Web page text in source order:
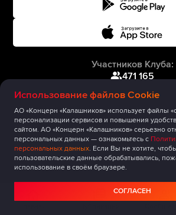
Использование файлов Cookie
АО «Концерн «Калашников» использует файлы
персонализации сервисов и повышения
сайтом. АО «Концерн «Калашников» серьезно
персональных данных — ознакомьтесь с
персональных данных. Если Вы не хотите,
пользовательские данные обрабатывались,
использование в своём браузере.
СОГЛАСЕН
Участников Клуба:
471 165